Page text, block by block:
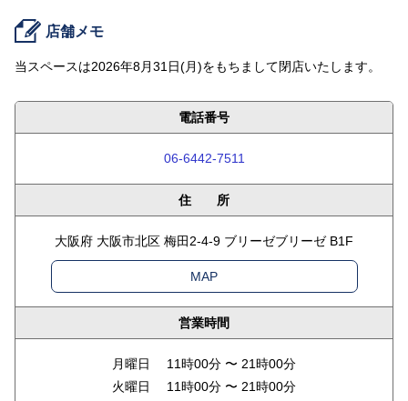
店舗メモ
当スペースは2026年8月31日(月)をもちまして閉店いたします。
電話番号
06-6442-7511
住 所
大阪府 大阪市北区 梅田2-4-9 ブリーゼブリーゼ B1F
MAP
営業時間
月曜日 11時00分 〜 21時00分
火曜日 11時00分 〜 21時00分